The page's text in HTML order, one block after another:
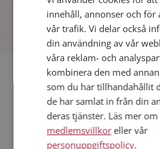
Fler singlar
Fler singelmän från Helsingborg:Kaj
Kvinnor från Helsingborg
Dejta kvinnor i Sverige
innehåll, annonser och för
vår trafik. Vi delar också
din användning av vår
våra reklam- och
kombinera den med
som du har tillhandahållit
de har samlat in från din
deras tjänster. Läs mer om
medlemsvillkoreller vår
personuppgiftspolicy.